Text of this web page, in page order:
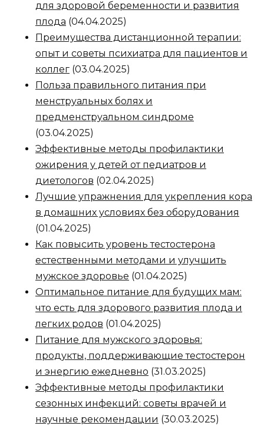
для здоровой беременности и развития
плода (04.04.2025)
Преимущества дистанционной терапии:
опыт и советы психиатра для пациентов и
коллег (03.04.2025)
Польза правильного питания при
менструальных болях и
предменструальном синдроме
(03.04.2025)
Эффективные методы профилактики
ожирения у детей от педиатров и
диетологов (02.04.2025)
Лучшие упражнения для укрепления кора
в домашних условиях без оборудования
(01.04.2025)
Как повысить уровень тестостерона
естественными методами и улучшить
мужское здоровье (01.04.2025)
Оптимальное питание для будущих мам:
что есть для здорового развития плода и
легких родов (01.04.2025)
Питание для мужского здоровья:
продукты, поддерживающие тестостерон
и энергию ежедневно (31.03.2025)
Эффективные методы профилактики
сезонных инфекций: советы врачей и
научные рекомендации (30.03.2025)